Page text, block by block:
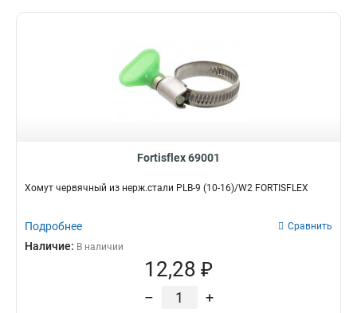
Fortisflex 69001
Хомут червячный из нерж.стали PLB-9 (10-16)/W2 FORTISFLEX
Подробнее Сравнить
Наличие: В наличии
12,28 ₽
– +